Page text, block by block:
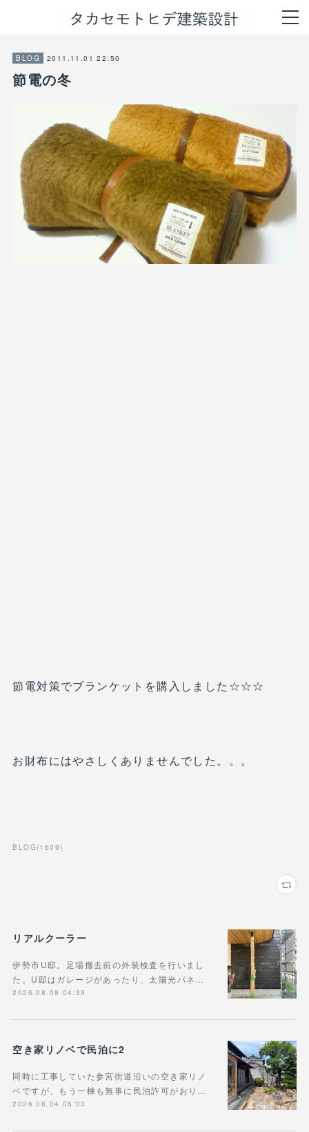
BLOG 2011.11.01 22:50
節電の冬
節電対策でブランケットを購入しました☆☆☆
お財布にはやさしくありませんでした。。。
BLOG (1609)
リアルクーラー
伊勢市U邸。足場撤去前の外装検査を行いまし
た。U邸はガレージがあったり、太陽光パネ…
2026.08.08 04:39
空き家リノベで民泊に2
同時に工事していた参宮街道沿いの空き家リノ
ベですが、もう一棟も無事に民泊許可がおり…
2026.08.04 06:03